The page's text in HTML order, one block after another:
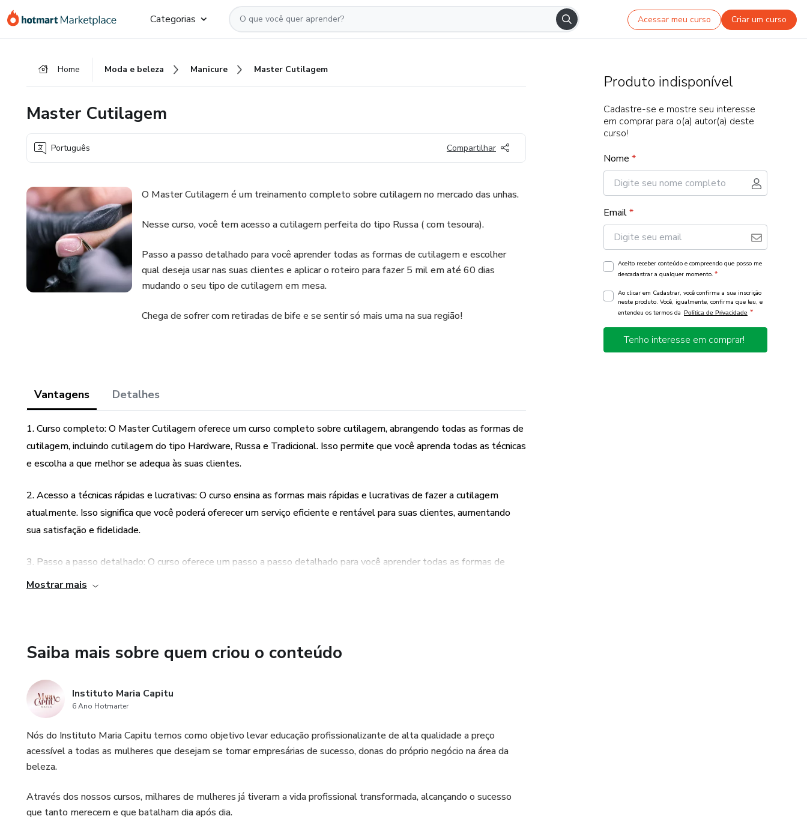
para
para
para
Categorias Acessar meu curso Criar um curso
Home Moda e beleza Manicure Master Cutilagem
Master Cutilagem
Português Compartilhar
O Master Cutilagem é um treinamento completo sobre cutilagem no mercado das unhas.
Nesse curso, você tem acesso a cutilagem perfeita do tipo Russa ( com tesoura).
Passo a passo detalhado para você aprender todas as formas de cutilagem e escolher
qual deseja usar nas suas clientes e aplicar o roteiro para fazer 5 mil em até 60 dias
mudando o seu tipo de cutilagem em mesa.
Chega de sofrer com retiradas de bife e se sentir só mais uma na sua região!
Vantagens Detalhes
1. Curso completo: O Master Cutilagem oferece um curso completo sobre cutilagem, abrangendo todas as formas de
cutilagem, incluindo cutilagem do tipo Hardware, Russa e Tradicional. Isso permite que você aprenda todas as técnicas
e escolha a que melhor se adequa às suas clientes.
2. Acesso a técnicas rápidas e lucrativas: O curso ensina as formas mais rápidas e lucrativas de fazer a cutilagem
atualmente. Isso significa que você poderá oferecer um serviço eficiente e rentável para suas clientes, aumentando
sua satisfação e fidelidade.
3. Passo a passo detalhado: O curso oferece um passo a passo detalhado para você aprender todas as formas de
cutilagem. Isso facilita o aprendizado e permite que você adquira as habilidades necessárias para realizar uma
usar nas suas clientes. Isso permite que você se adapte às preferências e necessidades individuais de cada cliente,
oferecendo um serviço personalizado e de qualidade.
Mostrar mais
Saiba mais sobre quem criou o conteúdo
Instituto Maria Capitu
6 Ano Hotmarter
Nós do Instituto Maria Capitu temos como objetivo levar educação profissionalizante de alta qualidade a preço
acessível a todas as mulheres que desejam se tornar empresárias de sucesso, donas do próprio negócio na área da
beleza.
Através dos nossos cursos, milhares de mulheres já tiveram a vida profissional transformada, alcançando o sucesso
que tanto merecem e que batalham dia após dia.
Produto indisponível
Cadastre-se e mostre seu interesse
em comprar para o(a) autor(a) deste
curso!
Nome *
Email*
Aceito receber conteúdo e compreendo que posso me
descadastrar a qualquer momento. *
Ao clicar em Cadastrar, você confirma a sua inscrição
neste produto. Você, igualmente, confirma que leu, e
entendeu os termos da Política de Privacidade *
Tenho interesse em comprar!